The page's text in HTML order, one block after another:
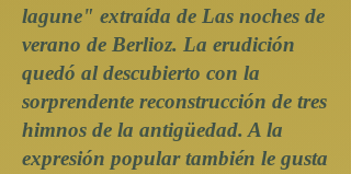
lagune" extraída de Las noches de
verano de Berlioz. La erudición
quedó al descubierto con la
sorprendente reconstrucción de tres
himnos de la antigüedad. A la
expresión popular también le gusta